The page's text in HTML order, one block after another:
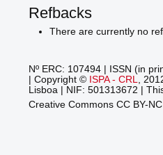
Refbacks
There are currently no
Nº ERC: 107494 | ISSN (in
| Copyright © ISPA - CRL
,
Lisboa | NIF: 501313672 |
Creative Commons CC BY-